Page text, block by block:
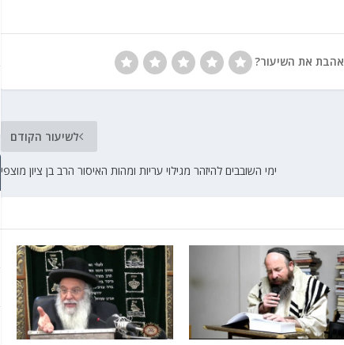
אהבת את השיעור?
לשיעור הקודם
ימי השובבים להיזהר מגילוי עריות ומהות האיסור הרב בן ציון מוצפי